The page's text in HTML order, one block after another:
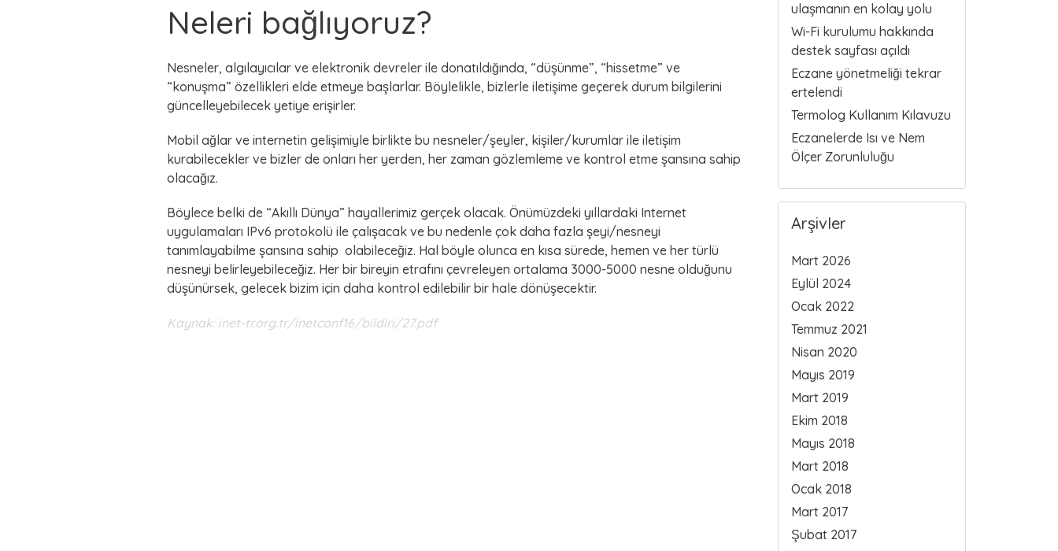
Neleri bağlıyoruz?
Nesneler, algılayıcılar ve elektronik devreler ile donatıldığında, “düşünme”, “hissetme” ve
“konuşma” özellikleri elde etmeye başlarlar. Böylelikle, bizlerle iletişime geçerek durum bilgilerini
güncelleyebilecek yetiye erişirler.
Mobil ağlar ve internetin gelişimiyle birlikte bu nesneler/şeyler, kişiler/kurumlar ile iletişim
kurabilecekler ve bizler de onları her yerden, her zaman gözlemleme ve kontrol etme şansına sahip
olacağız.
Böylece belki de “Akıllı Dünya” hayallerimiz gerçek olacak. Önümüzdeki yıllardaki Internet
uygulamaları IPv6 protokolü ile çalışacak ve bu nedenle çok daha fazla şeyi/nesneyi
tanımlayabilme şansına sahip olabileceğiz. Hal böyle olunca en kısa sürede, hemen ve her türlü
nesneyi belirleyebileceğiz. Her bir bireyin etrafını çevreleyen ortalama 3000-5000 nesne olduğunu
düşünürsek, gelecek bizim için daha kontrol edilebilir bir hale dönüşecektir.
Kaynak: inet-tr.org.tr/inetconf16/bildiri/27.pdf
ulaşmanın en kolay yolu
Wi-Fi kurulumu hakkında
destek sayfası açıldı
Eczane yönetmeliği tekrar
ertelendi
Termolog Kullanım Kılavuzu
Eczanelerde Isı ve Nem
Ölçer Zorunluluğu
Arşivler
Mart 2026
Eylül 2024
Ocak 2022
Temmuz 2021
Nisan 2020
Mayıs 2019
Mart 2019
Ekim 2018
Mayıs 2018
Mart 2018
Ocak 2018
Mart 2017
Şubat 2017